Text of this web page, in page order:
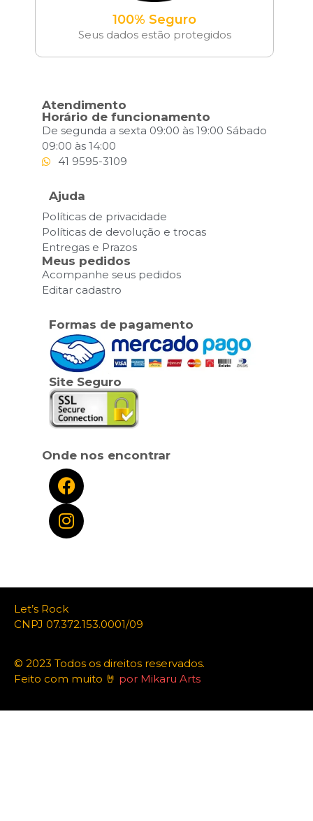
100% Seguro
Seus dados estão protegidos
Atendimento
Horário de funcionamento
De segunda a sexta 09:00 às 19:00 Sábado
09:00 às 14:00
41 9595-3109
Ajuda
Políticas de privacidade
Políticas de devolução e trocas
Entregas e Prazos
Meus pedidos
Acompanhe seus pedidos
Editar cadastro
Formas de pagamento
Site Seguro
Onde nos encontrar
Let’s Rock
CNPJ 07.372.153.0001/09
© 2023 Todos os direitos reservados.
Feito com muito 🤘 por Mikaru Arts